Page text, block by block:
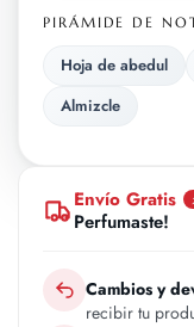
PIRÁMIDE DE
Hoja de abedul
Almizcle
Envío Gratis
Perfumaste!
Cambios y
recibir tu